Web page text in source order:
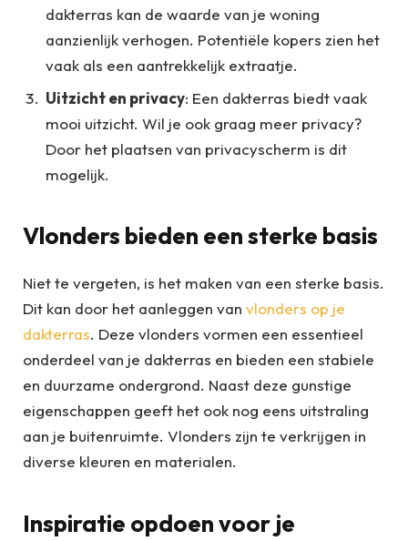
dakterras kan de waarde van je woning
aanzienlijk verhogen. Potentiële kopers zien het
vaak als een aantrekkelijk extraatje.
Uitzicht en privacy: Een dakterras biedt vaak
mooi uitzicht. Wil je ook graag meer privacy?
Door het plaatsen van privacyscherm is dit
mogelijk.
Vlonders bieden een sterke basis
Niet te vergeten, is het maken van een sterke basis.
Dit kan door het aanleggen van vlonders op je
dakterras. Deze vlonders vormen een essentieel
onderdeel van je dakterras en bieden een stabiele
en duurzame ondergrond. Naast deze gunstige
eigenschappen geeft het ook nog eens uitstraling
aan je buitenruimte. Vlonders zijn te verkrijgen in
diverse kleuren en materialen.
Inspiratie opdoen voor je